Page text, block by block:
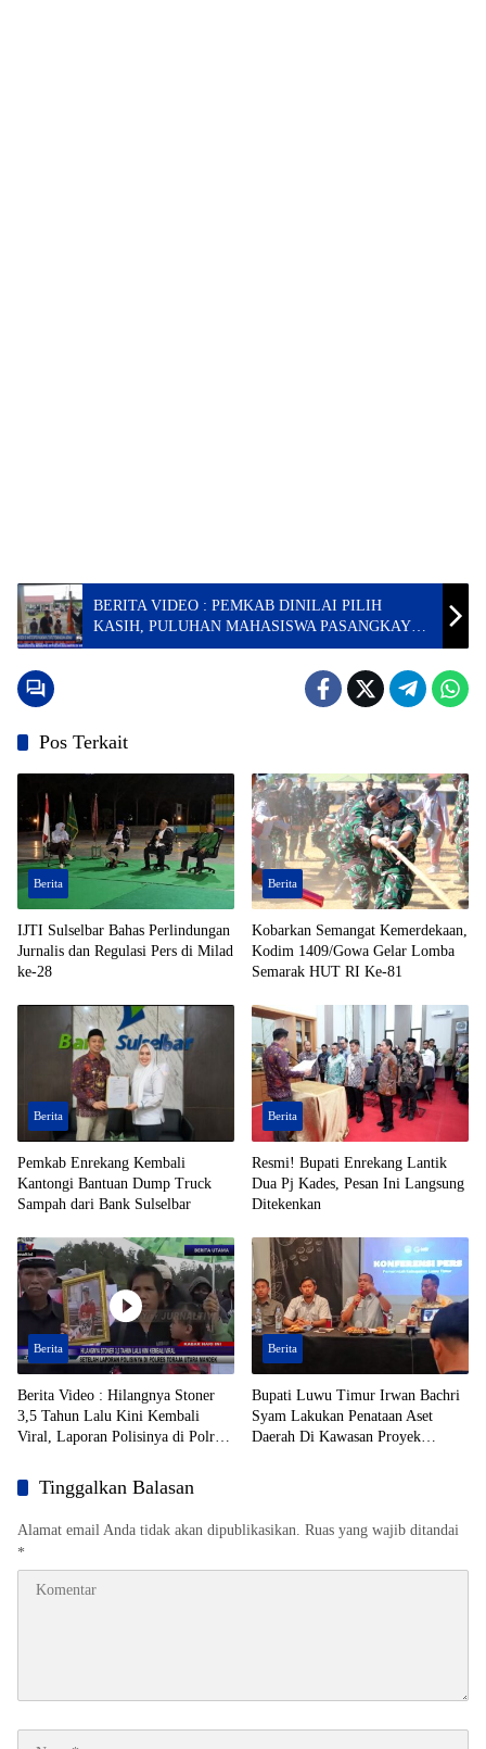
BERITA VIDEO : PEMKAB DINILAI PILIH
KASIH, PULUHAN MAHASISWA PASANGKAYU
DEMO TUNTUT PEMBANGUNAN ASRAMA
Pos Terkait
Berita
IJTI Sulselbar Bahas Perlindungan
Jurnalis dan Regulasi Pers di Milad
ke-28
Berita
Kobarkan Semangat Kemerdekaan,
Kodim 1409/Gowa Gelar Lomba
Semarak HUT RI Ke-81
Berita
Pemkab Enrekang Kembali
Kantongi Bantuan Dump Truck
Sampah dari Bank Sulselbar
Berita
Resmi! Bupati Enrekang Lantik
Dua Pj Kades, Pesan Ini Langsung
Ditekenkan
Berita
Berita Video : Hilangnya Stoner
3,5 Tahun Lalu Kini Kembali
Viral, Laporan Polisinya di Polres
Berita
Bupati Luwu Timur Irwan Bachri
Syam Lakukan Penataan Aset
Daerah Di Kawasan Proyek
Tinggalkan Balasan
Alamat email Anda tidak akan dipublikasikan. Ruas yang wajib ditandai
*